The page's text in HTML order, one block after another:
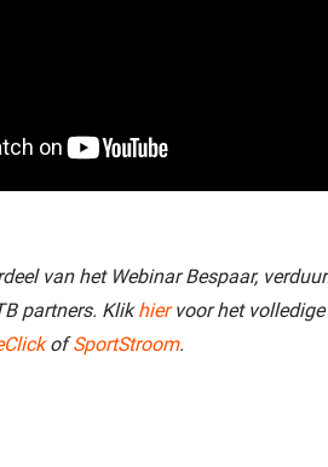
van het Webinar Bespaar,
partners. Klikhiervoor het
ofSportStroom.